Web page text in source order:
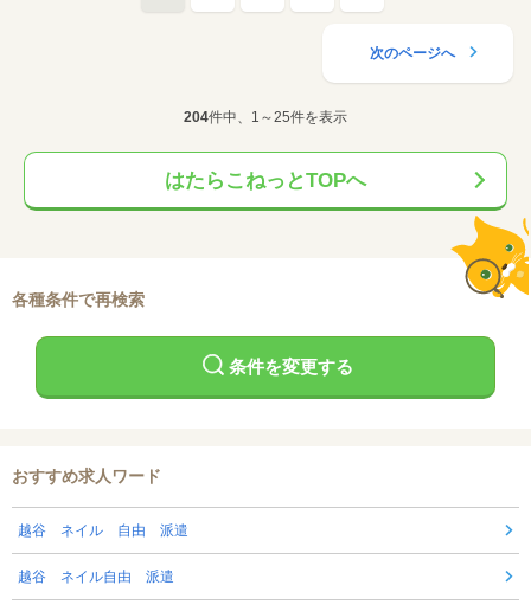
次のページへ
204件中、1～25件を表示
はたらこねっとTOPへ
各種条件で再検索
条件を変更する
おすすめ求人ワード
越谷 ネイル 自由 派遣
越谷 ネイル自由 派遣